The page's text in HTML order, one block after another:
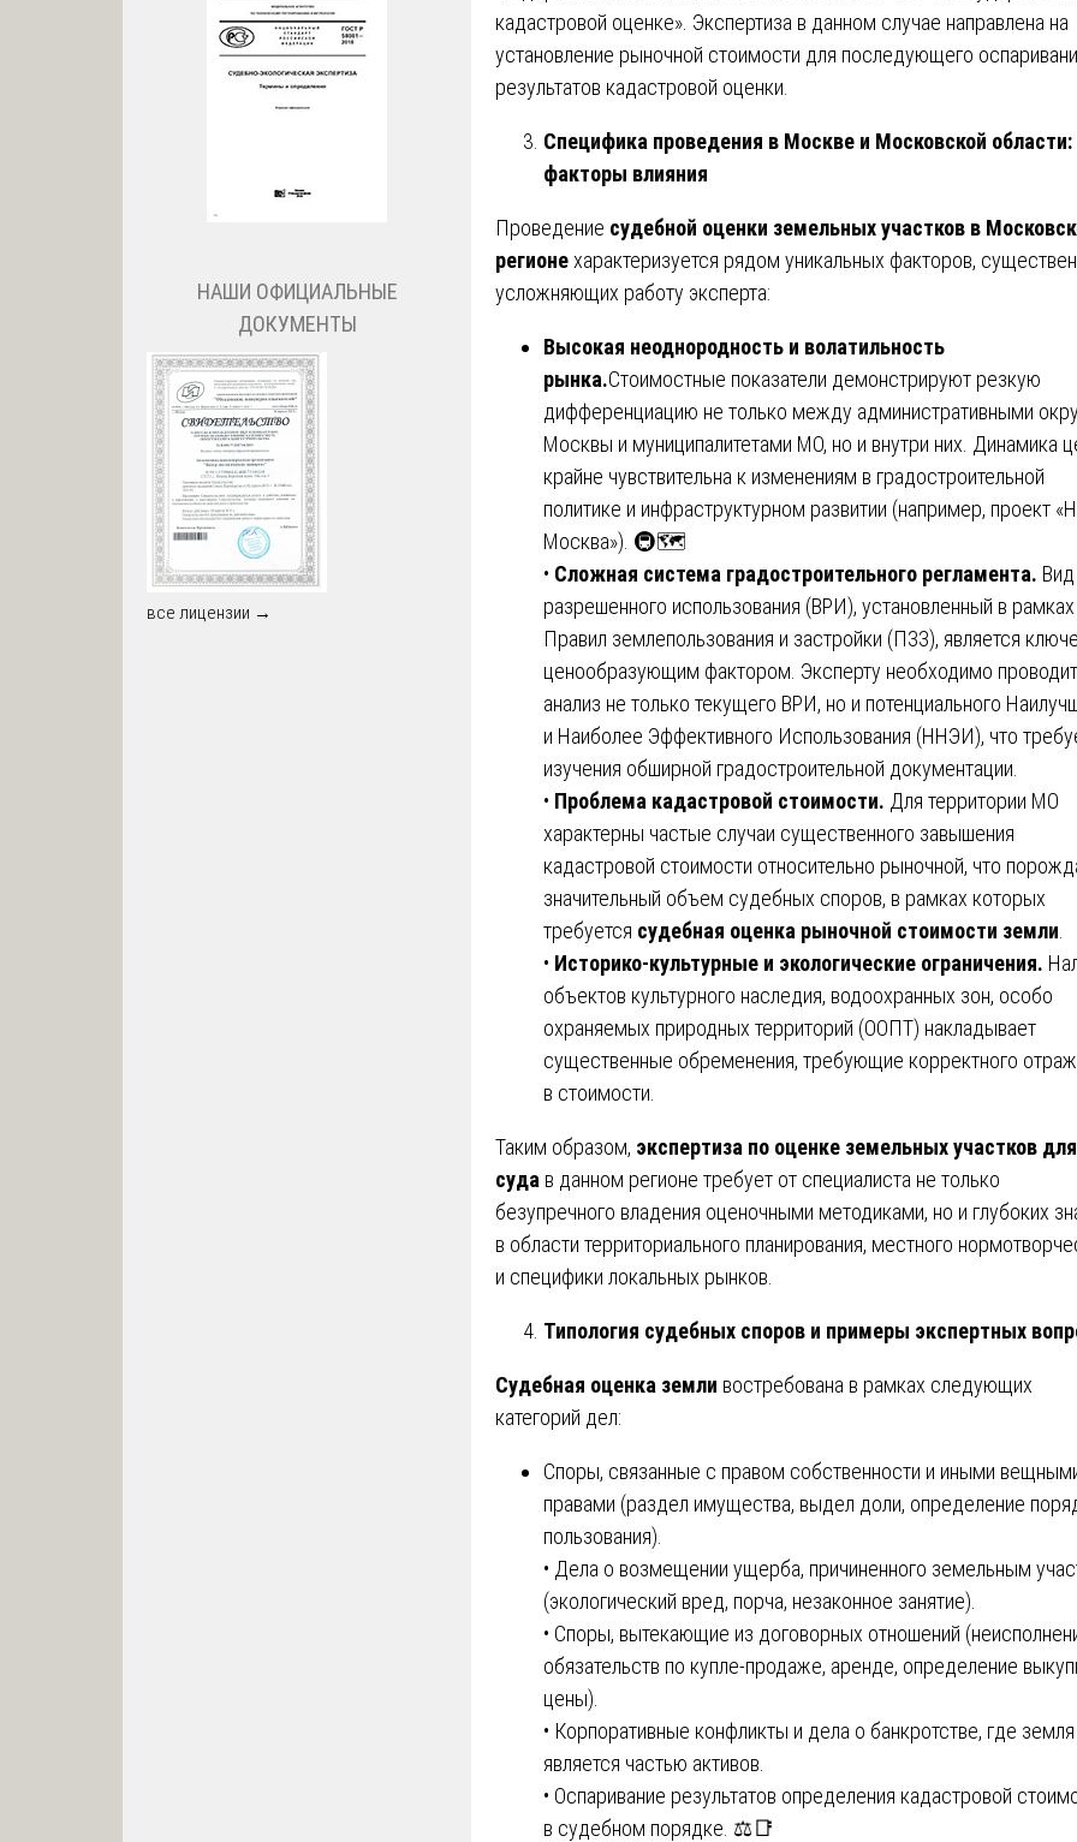
кадастровой оценке». Экспертиза в данном случае направлена на
установление рыночной стоимости для последующего
результатов кадастровой оценки.
Специфика проведения в Москве и Московской области:
факторы влияния
Проведение судебной оценки земельных участков в
регионехарактеризуется рядом уникальных факторов,
усложняющих работу эксперта:
Высокая неоднородность и волатильность
рынка.Стоимостные показатели демонстрируют резкую
дифференциацию не только между административными
Москвы и муниципалитетами МО, но и внутри них. Динамика
крайне чувствительна к изменениям в градостроительной
политике и инфраструктурном развитии (например, проект
Москва»). 🚇🗺️
• Сложная система градостроительного регламента. Вид
разрешенного использования (ВРИ), установленный в рамках
Правил землепользования и застройки (ПЗЗ), является
ценообразующим фактором. Эксперту необходимо
анализ не только текущего ВРИ, но и потенциального
и Наиболее Эффективного Использования (ННЭИ), что
изучения обширной градостроительной документации.
• Проблема кадастровой стоимости. Для территории МО
характерны частые случаи существенного завышения
кадастровой стоимости относительно рыночной, что
значительный объем судебных споров, в рамках которых
требуется судебная оценка рыночной стоимости земли
• Историко-культурные и экологические ограничения.
объектов культурного наследия, водоохранных зон, особо
охраняемых природных территорий (ООПТ) накладывает
существенные обременения, требующие корректного
в стоимости.
Таким образом, экспертиза по оценке земельных участков для
суда в данном регионе требует от специалиста не только
безупречного владения оценочными методиками, но и глубоких
в области территориального планирования, местного
и специфики локальных рынков.
Типология судебных споров и примеры экспертных
Судебная оценка земли востребована в рамках следующих
категорий дел:
Споры, связанные с правом собственности и иными
правами (раздел имущества, выдел доли, определение
пользования).
• Дела о возмещении ущерба, причиненного земельным
(экологический вред, порча, незаконное занятие).
• Споры, вытекающие из договорных отношений
обязательств по купле-продаже, аренде, определение
цены).
• Корпоративные конфликты и дела о банкротстве, где земля
является частью активов.
• Оспаривание результатов определения кадастровой
в судебном порядке. ⚖️📑
НАШИ ОФИЦИАЛЬНЫЕ
ДОКУМЕНТЫ
все лицензии →